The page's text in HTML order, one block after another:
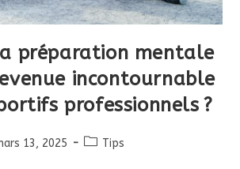
préparation mentale
incontournable
professionnels ?
13, 2025
PostTips